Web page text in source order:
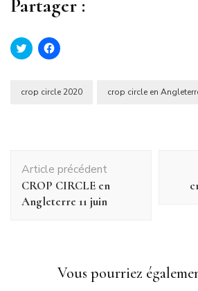
Partager :
Cliquez
pour
dans
Cliquez
pour
dans
crop circle 2020 crop circle en
d'article
Article précédent
CROP CIRCLE en
Angleterre 11 juin
Vous pourriez